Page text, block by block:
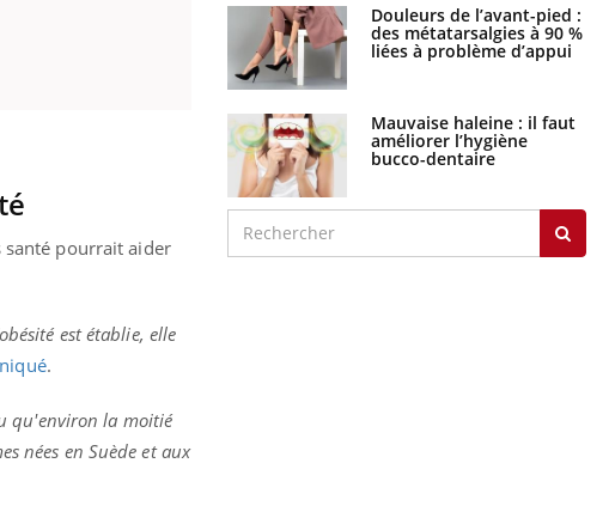
santé pourrait aider
est établie, elle
.
qu'environ la moitié
nées en Suède et aux
Douleurs de l’avant-pied :
des métatarsalgies à 90 %
liées à problème d’appui
Mauvaise haleine : il faut
améliorer l’hygiène
bucco-dentaire